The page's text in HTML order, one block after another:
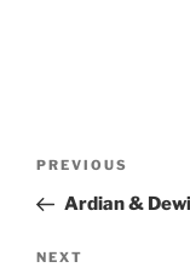
Previous
Post
PREVIOUS
Ardian &
Next
NEXT